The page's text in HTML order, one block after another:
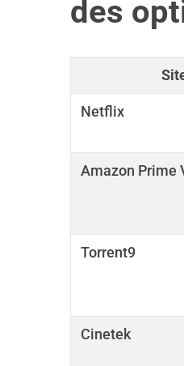
des
Netflix
Amazon Prime
Torrent9
Cinetek